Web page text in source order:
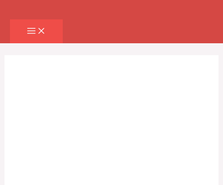
содержимому